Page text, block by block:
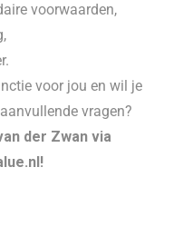
voorwaarden,
voor jou en wil je
vragen?
der Zwan via